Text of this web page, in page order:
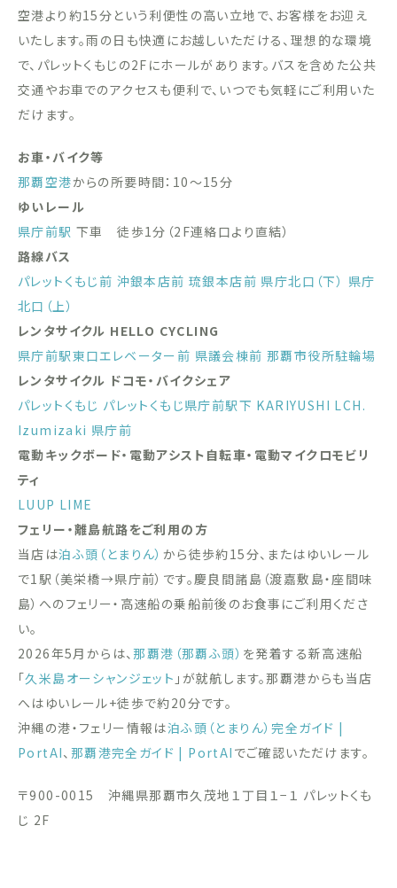
空港より約15分という利便性の高い立地で、お客様をお迎え
いたします。雨の日も快適にお越しいただける、理想的な環境
で、パレットくもじの2Fにホールがあります。バスを含めた公共
交通やお車でのアクセスも便利で、いつでも気軽にご利用いた
だけます。
お車・バイク等
那覇空港からの所要時間：10〜15分
ゆいレール
県庁前駅 下車 徒歩1分（2F連絡口より直結）
路線バス
パレットくもじ前 沖銀本店前 琉銀本店前 県庁北口（下） 県庁
北口（上）
レンタサイクル HELLO CYCLING
県庁前駅東口エレベーター前 県議会棟前 那覇市役所駐輪場
レンタサイクル ドコモ・バイクシェア
パレットくもじ パレットくもじ県庁前駅下 KARIYUSHI LCH.
Izumizaki 県庁前
電動キックボード・電動アシスト自転車・電動マイクロモビリ
ティ
LUUP LIME
フェリー・離島航路をご利用の方
当店は泊ふ頭（とまりん） から徒歩約15分、またはゆいレール
で1駅（美栄橋→県庁前）です。慶良間諸島（渡嘉敷島・座間味
島）へのフェリー・高速船の乗船前後のお食事にご利用くださ
い。
2026年5月からは、那覇港（那覇ふ頭） を発着する新高速船
「久米島オーシャンジェット 」が就航します。那覇港からも当店
へはゆいレール+徒歩で約20分です。
沖縄の港・フェリー情報は泊ふ頭（とまりん）完全ガイド |
PortAI、 那覇港完全ガイド | PortAI でご確認いただけます。
〒900-0015 沖縄県那覇市久茂地１丁目１−１ パレットくも
じ 2F